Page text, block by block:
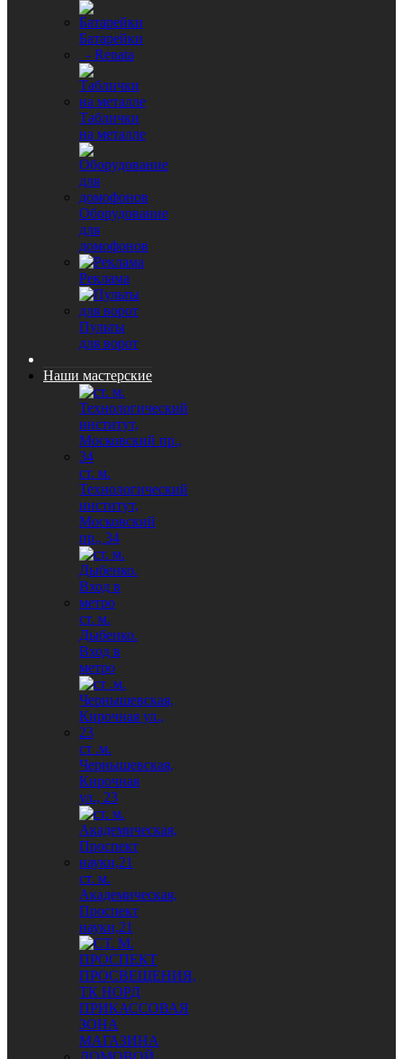
Батарейки
- Renata
Таблички
на металле
Оборудование
для
домофонов
Реклама
Пульты
для ворот
Наши мастерские
ст. м.
Технологический
институт,
Московский
пр., 34
ст. м.
Дыбенко.
Вход в
метро
ст .м.
Чернышевская,
Кирочная
ул., 23
ст. м.
Академическая,
Проспект
науки,21